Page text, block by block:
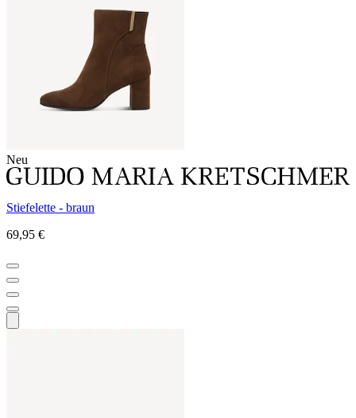
Neu
Stiefelette - braun
69,95 €